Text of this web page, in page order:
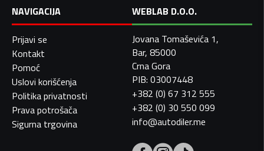
NAVIGACIJA
Prijavi se
Kontakt
Pomoć
Uslovi korišćenja
Politika privatnosti
Prava potrošača
Sigurna trgovina
WEBLAB D.O.O.
Jovana Tomaševića 1,
Bar, 85000
Crna Gora
PIB: 03007448
+382 (0) 67 312 555
+382 (0) 30 550 099
info@autodiler.me